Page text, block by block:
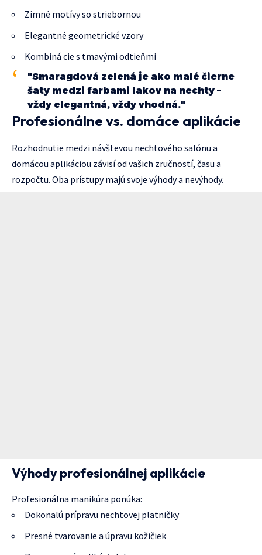
Zimné motívy so striebornou
Elegantné geometrické vzory
Kombiná cie s tmavými odtieňmi
"Smaragdová zelená je ako malé čierne
šaty medzi farbami lakov na nechty –
vždy elegantná, vždy vhodná."
Profesionálne vs. domáce aplikácie
Rozhodnutie medzi návštevou nechtového salónu a
domácou aplikáciou závisí od vašich zručností, času a
rozpočtu. Oba prístupy majú svoje výhody a nevýhody.
Výhody profesionálnej aplikácie
Profesionálna manikúra ponúka:
Dokonalú prípravu nechtovej platničky
Presné tvarovanie a úpravu kožičiek